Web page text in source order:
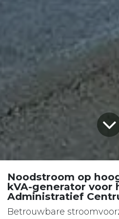
Noodstroom op
kVA-generator voor
Administratief
Betrouwbare